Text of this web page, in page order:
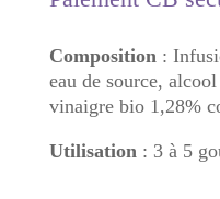
Composition :
eau de source,
vinaigre bio 1,28%
Utilisation : 3 à 5